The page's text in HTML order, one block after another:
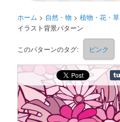
ホーム > 自然・物 >植物・花・草
イラスト背景パターン
このパターンのタグ: ピンク